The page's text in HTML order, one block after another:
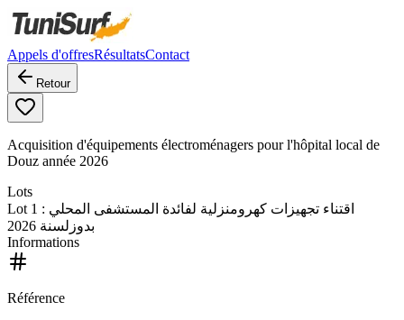
Appels d'offresRésultatsContact
Retour
Acquisition d'équipements électroménagers pour l'hôpital local de
Douz année 2026
Lots
Lot 1 : اقتناء تجهيزات كهرومنزلية لفائدة المستشفى المحلي
بدوزلسنة 2026
Informations
Référence